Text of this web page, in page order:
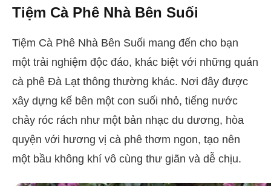
Tiệm Cà Phê Nhà Bên Suối
Tiệm Cà Phê Nhà Bên Suối mang đến cho bạn
một trải nghiệm độc đáo, khác biệt với những quán
cà phê Đà Lạt thông thường khác. Nơi đây được
xây dựng kế bên một con suối nhỏ, tiếng nước
chảy róc rách như một bản nhạc du dương, hòa
quyện với hương vị cà phê thơm ngon, tạo nên
một bầu không khí vô cùng thư giãn và dễ chịu.